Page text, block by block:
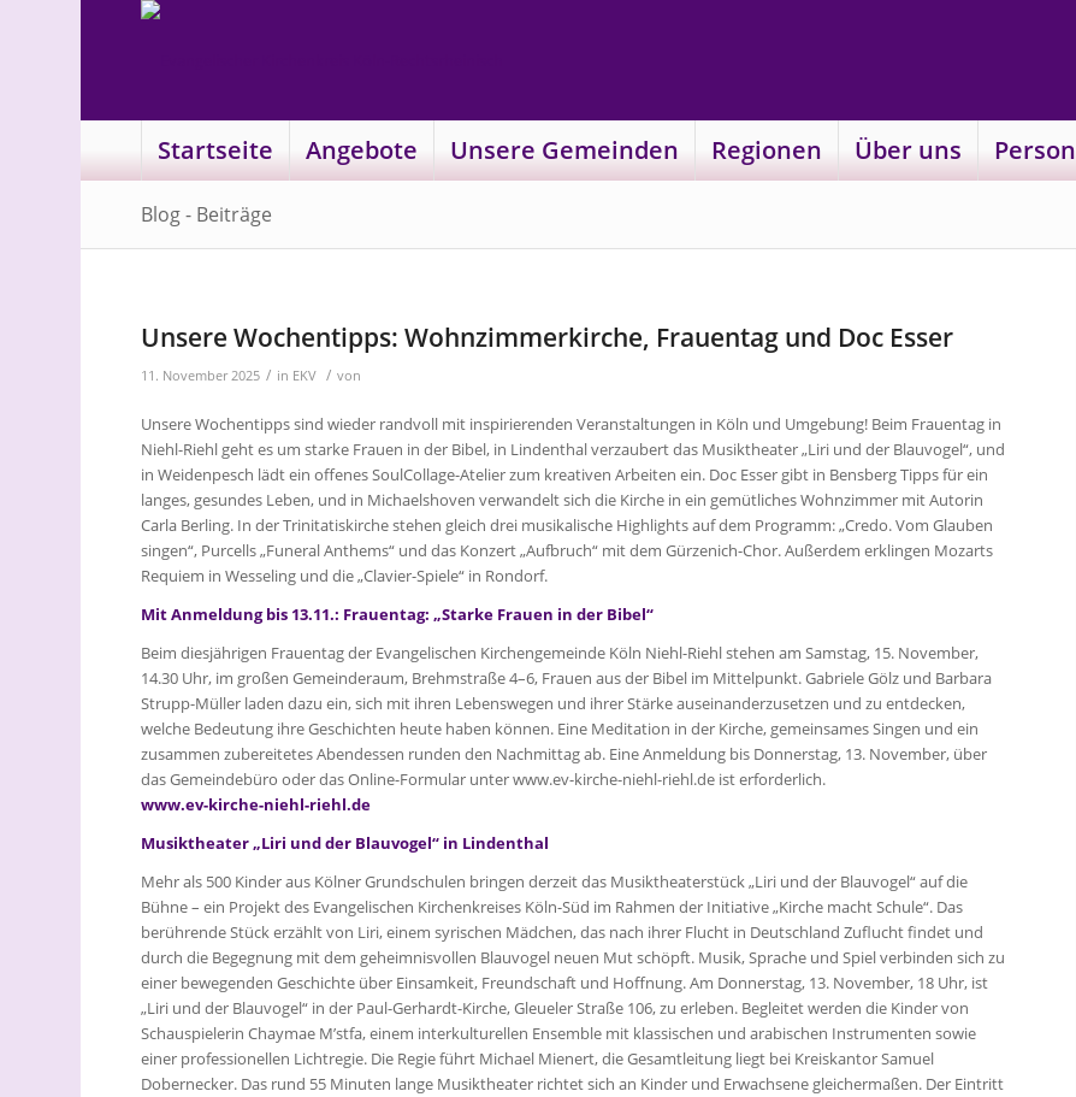
Startseite Angebote Unsere Gemeinden Regionen Über uns
Blog - Beiträge
Unsere Wochentipps: Wohnzimmerkirche, Frauentag und Doc Esser
11. November 2025 / in EKV / von
Unsere Wochentipps sind wieder randvoll mit inspirierenden Veranstaltungen in Köln und Umgebung! Beim Frauentag in
Niehl-Riehl geht es um starke Frauen in der Bibel, in Lindenthal verzaubert das Musiktheater „Liri und der Blauvogel“, und
in Weidenpesch lädt ein offenes SoulCollage-Atelier zum kreativen Arbeiten ein. Doc Esser gibt in Bensberg Tipps für ein
langes, gesundes Leben, und in Michaelshoven verwandelt sich die Kirche in ein gemütliches Wohnzimmer mit Autorin
Carla Berling. In der Trinitatiskirche stehen gleich drei musikalische Highlights auf dem Programm: „Credo. Vom Glauben
singen“, Purcells „Funeral Anthems“ und das Konzert „Aufbruch“ mit dem Gürzenich-Chor. Außerdem erklingen Mozarts
Requiem in Wesseling und die „Clavier-Spiele“ in Rondorf.
Mit Anmeldung bis 13.11.: Frauentag: „Starke Frauen in der Bibel“
Beim diesjährigen Frauentag der Evangelischen Kirchengemeinde Köln Niehl-Riehl stehen am Samstag, 15. November,
14.30 Uhr, im großen Gemeinderaum, Brehmstraße 4–6, Frauen aus der Bibel im Mittelpunkt. Gabriele Gölz und Barbara
Strupp-Müller laden dazu ein, sich mit ihren Lebenswegen und ihrer Stärke auseinanderzusetzen und zu entdecken,
welche Bedeutung ihre Geschichten heute haben können. Eine Meditation in der Kirche, gemeinsames Singen und ein
zusammen zubereitetes Abendessen runden den Nachmittag ab. Eine Anmeldung bis Donnerstag, 13. November, über
das Gemeindebüro oder das Online-Formular unter www.ev-kirche-niehl-riehl.de ist erforderlich.
www.ev-kirche-niehl-riehl.de
Musiktheater „Liri und der Blauvogel“ in Lindenthal
Mehr als 500 Kinder aus Kölner Grundschulen bringen derzeit das Musiktheaterstück „Liri und der Blauvogel“ auf die
Bühne – ein Projekt des Evangelischen Kirchenkreises Köln-Süd im Rahmen der Initiative „Kirche macht Schule“. Das
berührende Stück erzählt von Liri, einem syrischen Mädchen, das nach ihrer Flucht in Deutschland Zuflucht findet und
durch die Begegnung mit dem geheimnisvollen Blauvogel neuen Mut schöpft. Musik, Sprache und Spiel verbinden sich zu
einer bewegenden Geschichte über Einsamkeit, Freundschaft und Hoffnung. Am Donnerstag, 13. November, 18 Uhr, ist
„Liri und der Blauvogel“ in der Paul-Gerhardt-Kirche, Gleueler Straße 106, zu erleben. Begleitet werden die Kinder von
Schauspielerin Chaymae M’stfa, einem interkulturellen Ensemble mit klassischen und arabischen Instrumenten sowie
einer professionellen Lichtregie. Die Regie führt Michael Mienert, die Gesamtleitung liegt bei Kreiskantor Samuel
Dobernecker. Das rund 55 Minuten lange Musiktheater richtet sich an Kinder und Erwachsene gleichermaßen. Der Eintritt